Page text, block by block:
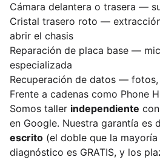
Cámara delantera o trasera —
Cristal trasero roto —
abrir el chasis
Reparación de placa base —
especializada
Recuperación de datos —
Frente a cadenas como Phone
Somos taller independiente
en Google. Nuestra garantía es
escrito (el doble que la
diagnóstico es GRATIS, y los